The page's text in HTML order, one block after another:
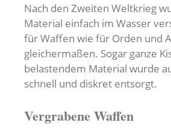
Nach den Zweiten Weltkrieg
Material einfach im Wasser
für Waffen wie für Orden und
gleichermaßen. Sogar ganze
belastendem Material wurde
schnell und diskret entsorgt.
Vergrabene Waffen